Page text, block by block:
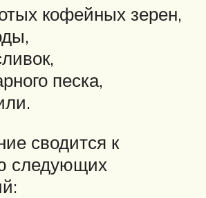
кофейных зерен,
песка,
сводится к
следующих